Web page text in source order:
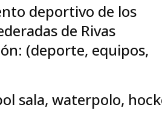
deportivo de los
de Rivas
(deporte, equipos,
sala, waterpolo,